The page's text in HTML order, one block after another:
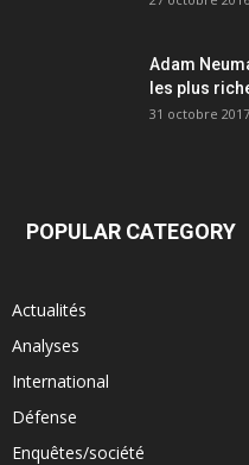
Adam
les plus
31 octobre 2017
POPULAR CATEGORY
Actualités
Analyses
International
Défense
Enquêtes/société